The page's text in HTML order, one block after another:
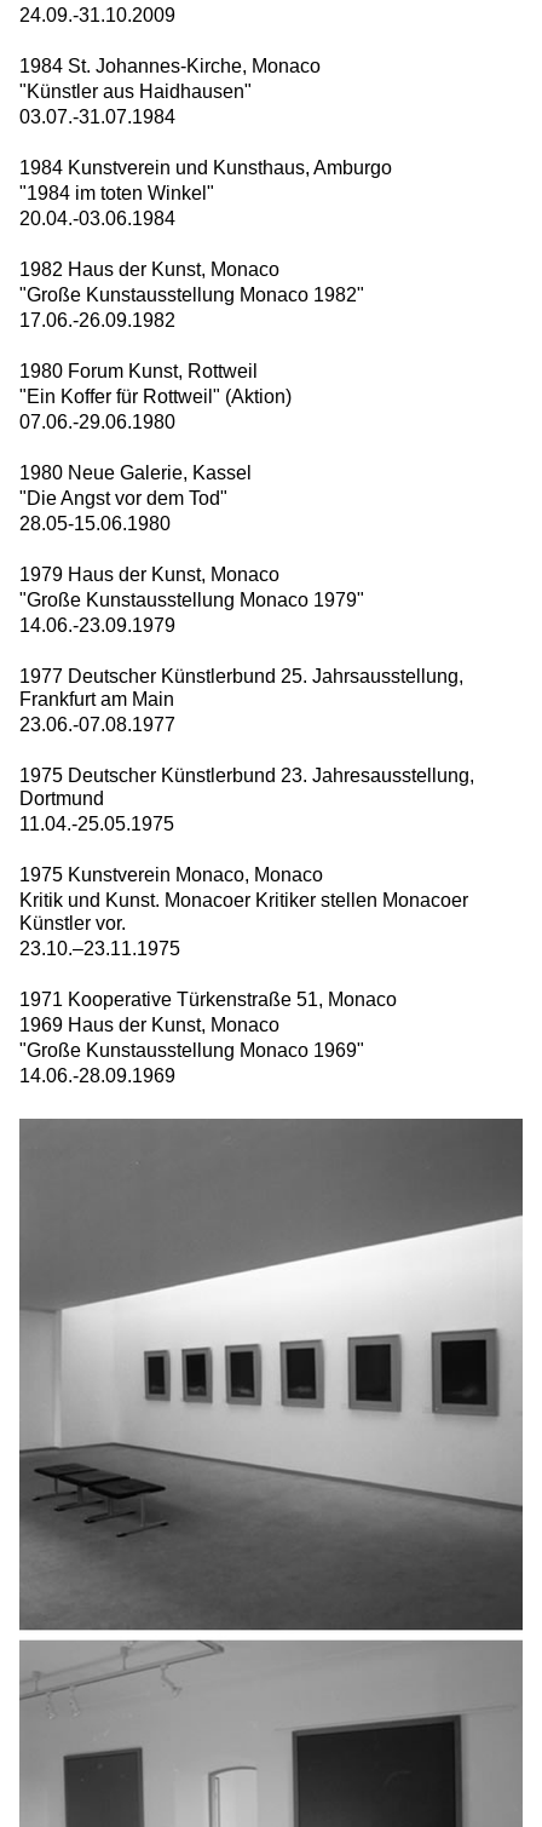
24.09.-31.10.2009
1984 St. Johannes-Kirche, Monaco
"Künstler aus Haidhausen"
03.07.-31.07.1984
1984 Kunstverein und Kunsthaus, Amburgo
"1984 im toten Winkel"
20.04.-03.06.1984
1982 Haus der Kunst, Monaco
"Große Kunstausstellung Monaco 1982"
17.06.-26.09.1982
1980 Forum Kunst, Rottweil
"Ein Koffer für Rottweil" (Aktion)
07.06.-29.06.1980
1980 Neue Galerie, Kassel
"Die Angst vor dem Tod"
28.05-15.06.1980
1979 Haus der Kunst, Monaco
"Große Kunstausstellung Monaco 1979"
14.06.-23.09.1979
1977 Deutscher Künstlerbund 25. Jahrsausstellung,
Frankfurt am Main
23.06.-07.08.1977
1975 Deutscher Künstlerbund 23. Jahresausstellung,
Dortmund
11.04.-25.05.1975
1975 Kunstverein Monaco, Monaco
Kritik und Kunst. Monacoer Kritiker stellen Monacoer
Künstler vor.
23.10.–23.11.1975
1971 Kooperative Türkenstraße 51, Monaco
1969 Haus der Kunst, Monaco
"Große Kunstausstellung Monaco 1969"
14.06.-28.09.1969